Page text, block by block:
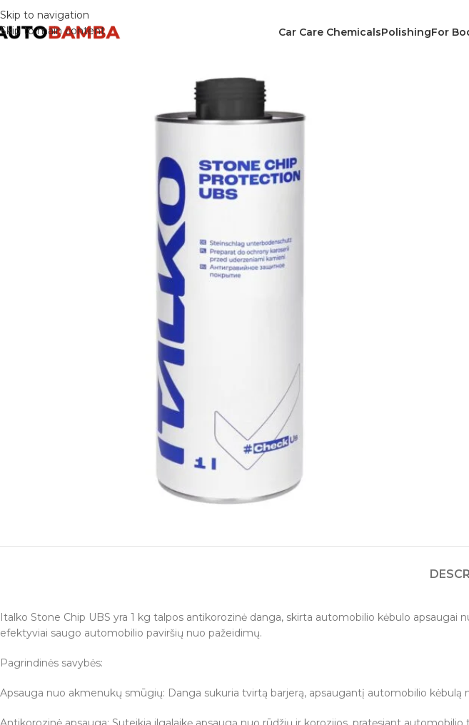
Skip to navigation
Skip to main content
Car Care ChemicalsPolishingFor
Italko Stone Chip UBS yra 1 kg talpos antikorozinė danga, skirta automobilio kėbulo
efektyviai saugo automobilio paviršių nuo pažeidimų.
Pagrindinės savybės:
Apsauga nuo akmenukų smūgių: Danga sukuria tvirtą barjerą, apsaugantį automobilio